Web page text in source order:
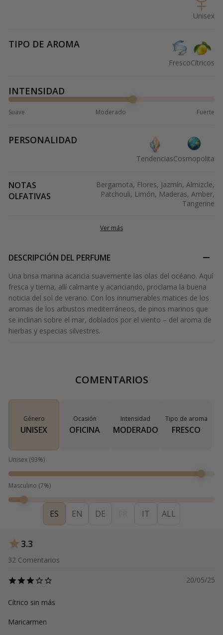
Unisex
TIPO DE AROMA
FrescoCítricos
INTENSIDAD
Suave Moderado Fuerte
PERSONALIDAD
TendenciasCosmopolita
NOTAS
OLFATIVAS
Bergamota, Flores, Jazmín, Almizcle,
Patchouli, Limón, Maderas, Amber,
Tangerine
Ver más
DESCRIPCIÓN DEL PERFUME
Una brisa marina acaricia suavemente las olas del océano. Aquí
fresca y tierna, allí calmante y acariciando, proclama la buena
noticia del sol de verano. Con los innumerables matices de los
aromas de los arbustos mediterráneos, de pinos marinos que
se inclinan sobre el mar, doblados por el viento – del aroma de
hierbas y especias silvestres.
COMENTARIOS
Género
UNISEX
Ocasión
OFICINA
Intensidad
MODERADO
Tipo de aroma
FRESCO
Unisex (93%)
Masculino (7%)
ES EN DE IT ALL
3.3
32 Comentarios
20/05/25
Cítrico sin más
Maricarmen